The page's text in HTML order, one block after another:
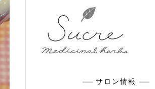
サロン情報